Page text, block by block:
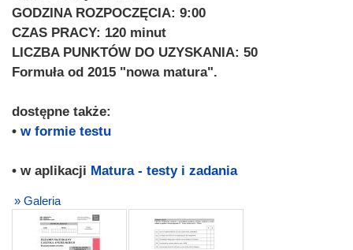
GODZINA ROZPOCZĘCIA: 9:00
CZAS PRACY: 120 minut
LICZBA PUNKTÓW DO UZYSKANIA: 50
Formuła od 2015 "nowa matura".
dostępne także:
• w formie testu
• w aplikacji Matura - testy i zadania
» Galeria